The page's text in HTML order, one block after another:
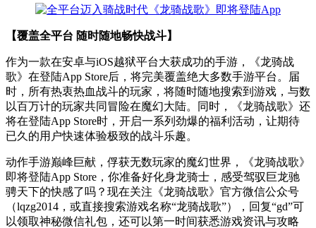
【覆盖全平台 随时随地畅快战斗】
作为一款在安卓与iOS越狱平台大获成功的手游，《龙骑战
歌》在登陆App Store后，将完美覆盖绝大多数手游平台。届
时，所有热衷热血战斗的玩家，将随时随地搜索到游戏，与数
以百万计的玩家共同冒险在魔幻大陆。同时，《龙骑战歌》还
将在登陆App Store时，开启一系列劲爆的福利活动，让期待
已久的用户快速体验极致的战斗乐趣。
动作手游巅峰巨献，俘获无数玩家的魔幻世界，《龙骑战歌》
即将登陆App Store，你准备好化身龙骑士，感受驾驭巨龙驰
骋天下的快感了吗？现在关注《龙骑战歌》官方微信公众号
（lqzg2014，或直接搜索游戏名称“龙骑战歌”），回复“gd”可
以领取神秘微信礼包，还可以第一时间获悉游戏资讯与攻略